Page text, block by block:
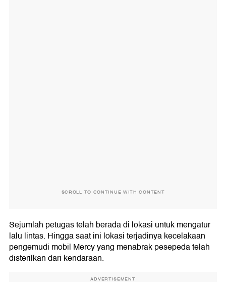
SCROLL TO CONTINUE WITH CONTENT
Sejumlah petugas telah berada di lokasi untuk mengatur
lalu lintas. Hingga saat ini lokasi terjadinya kecelakaan
pengemudi mobil Mercy yang menabrak pesepeda telah
disterilkan dari kendaraan.
ADVERTISEMENT